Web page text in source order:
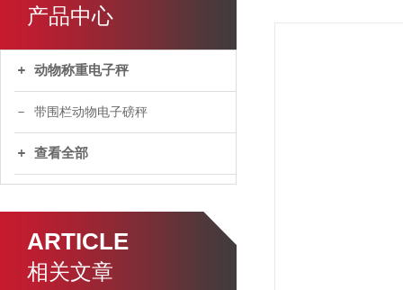
产品中心
动物称重电子秤
带围栏动物电子磅秤
查看全部
ARTICLE
相关文章